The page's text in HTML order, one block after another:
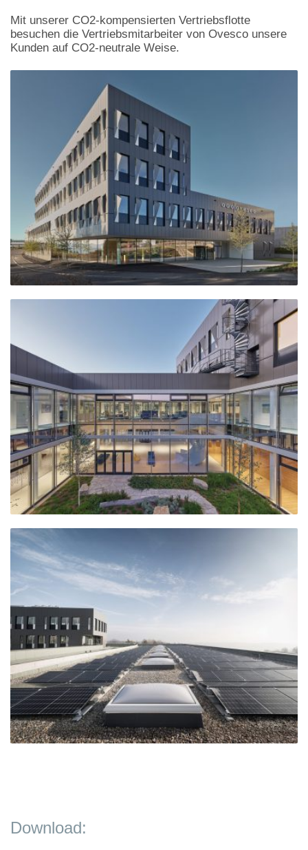
Mit unserer CO2-kompensierten Vertriebsflotte
besuchen die Vertriebsmitarbeiter von Ovesco unsere
Kunden auf CO2-neutrale Weise.
Download: